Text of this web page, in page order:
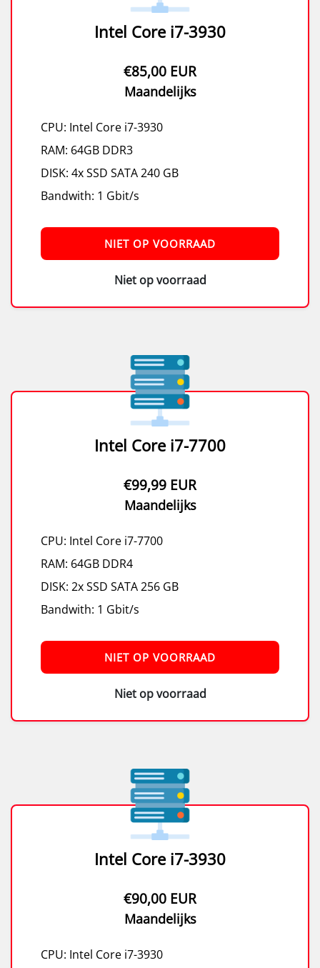
Intel Core i7-3930
€85,00 EUR
Maandelijks
CPU: Intel Core i7-3930
RAM: 64GB DDR3
DISK: 4x SSD SATA 240 GB
Bandwith: 1 Gbit/s
NIET OP VOORRAAD
Niet op voorraad
Intel Core i7-7700
€99,99 EUR
Maandelijks
CPU: Intel Core i7-7700
RAM: 64GB DDR4
DISK: 2x SSD SATA 256 GB
Bandwith: 1 Gbit/s
NIET OP VOORRAAD
Niet op voorraad
Intel Core i7-3930
€90,00 EUR
Maandelijks
CPU: Intel Core i7-3930